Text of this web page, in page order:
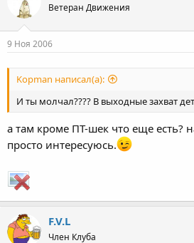
Ветеран Движения
9 Ноя 2006
Kopman написал(а):
И ты молчал???? В выходные захват
а там кроме ПТ-шек что еще есть?
просто интересуюсь.
F.V.L
Член Клуба